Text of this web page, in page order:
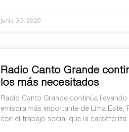
junio 30, 2020
Radio Canto Grande
los más necesitados
Radio Canto Grande continúa
emisora más importante de Lima Este,
con el trabajo social que la caracteriza